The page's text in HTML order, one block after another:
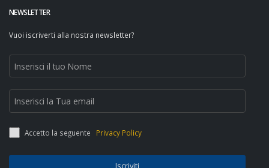
NEWSLETTER
Vuoi iscriverti alla nostra newsletter?
Accetto la seguente Privacy Policy
Iscriviti